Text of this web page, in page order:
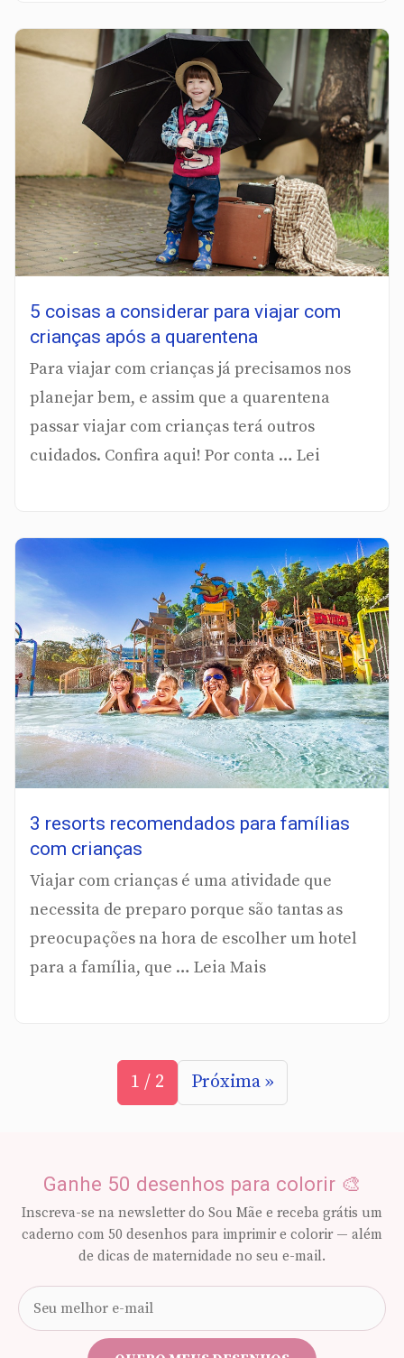
5 coisas a considerar para viajar com
crianças após a quarentena
Para viajar com crianças já precisamos nos
planejar bem, e assim que a quarentena
passar viajar com crianças terá outros
cuidados. Confira aqui! Por conta … Lei
3 resorts recomendados para famílias
com crianças
Viajar com crianças é uma atividade que
necessita de preparo porque são tantas as
preocupações na hora de escolher um hotel
para a família, que … Leia Mais
1 / 2 Próxima »
Ganhe 50 desenhos para colorir 🎨
Inscreva-se na newsletter do Sou Mãe e receba grátis um
caderno com 50 desenhos para imprimir e colorir — além
de dicas de maternidade no seu e-mail.
e-